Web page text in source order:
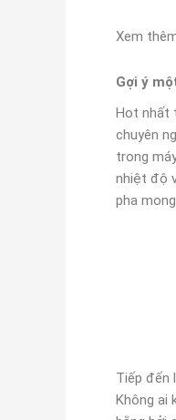
Xem
Gợi ý
Hot nhất
chuyên
trong
nhiệt độ
pha
Tiếp đến
Không ai